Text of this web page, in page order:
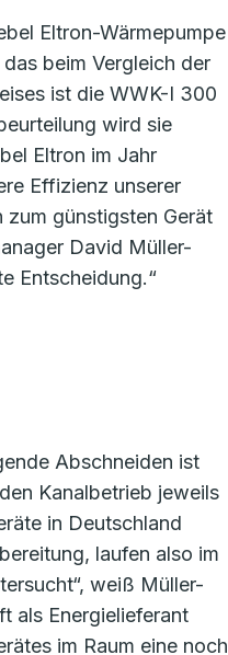
Eltron-Wärmepumpe
beim Vergleich der
ist die WWK-I 300
wird sie
Eltron im Jahr
Effizienz unserer
günstigsten Gerät
David Müller-
Entscheidung.“
Abschneiden ist
Kanalbetrieb jeweils
in Deutschland
laufen also im
weiß Müller-
als Energielieferant
im Raum eine noch